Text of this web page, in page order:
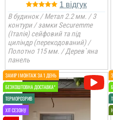
Аліна
Стільки передивились
варіантів вуличних
дверей різних
виробників і саме цей
1
В будинок / Метал 2.2 мм. / 3
контури / замки Securemme
(Італія) сейфовий та під
циліндр (перекодований) /
Полотно 115 мм. / Дерев`яна
панель